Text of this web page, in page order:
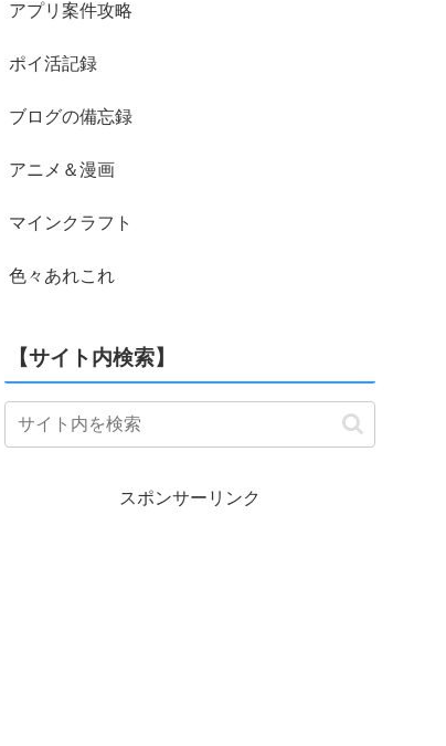
アプリ案件攻略
ポイ活記録
ブログの備忘録
アニメ＆漫画
マインクラフト
色々あれこれ
【サイト内検索】
スポンサーリンク